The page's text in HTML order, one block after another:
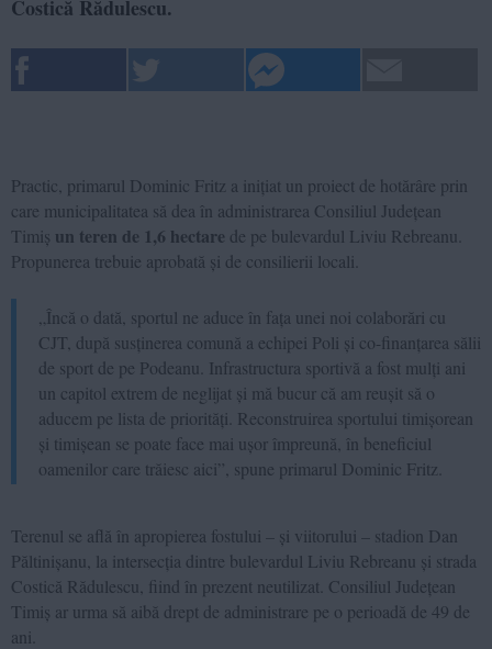
Costică Rădulescu.
Practic, primarul Dominic Fritz a inițiat un proiect de hotărâre prin
care municipalitatea să dea în administrarea Consiliul Județean
Timiș un teren de 1,6 hectare de pe bulevardul Liviu Rebreanu.
Propunerea trebuie aprobată și de consilierii locali.
„Încă o dată, sportul ne aduce în fața unei noi colaborări cu
CJT, după susținerea comună a echipei Poli și co-finanțarea sălii
de sport de pe Podeanu. Infrastructura sportivă a fost mulți ani
un capitol extrem de neglijat și mă bucur că am reușit să o
aducem pe lista de priorități. Reconstruirea sportului timișorean
și timișean se poate face mai ușor împreună, în beneficiul
oamenilor care trăiesc aici”, spune primarul Dominic Fritz.
Terenul se află în apropierea fostului – și viitorului – stadion Dan
Păltinișanu, la intersecția dintre bulevardul Liviu Rebreanu și strada
Costică Rădulescu, fiind în prezent neutilizat. Consiliul Județean
Timiș ar urma să aibă drept de administrare pe o perioadă de 49 de
ani.